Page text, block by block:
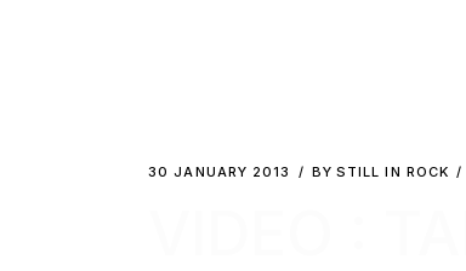
30 JANUARY 2013 BY STILL IN ROCK